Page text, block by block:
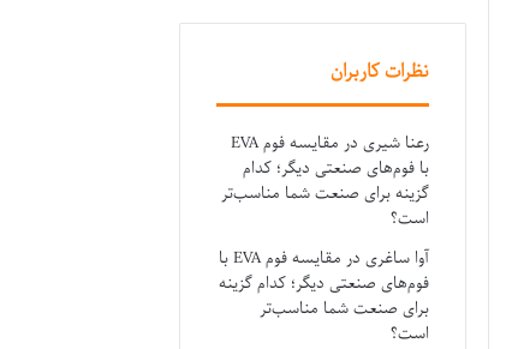
نظرات کاربران
رعنا شیریدر
مقایسه فوم EVA
با فوم‌های صنعتی دیگر؛ کدام
گزینه برای صنعت شما مناسب‌تر
است؟
آوا ساغریدر
مقایسه فوم EVA با
فوم‌های صنعتی دیگر؛ کدام گزینه
برای صنعت شما مناسب‌تر
است؟